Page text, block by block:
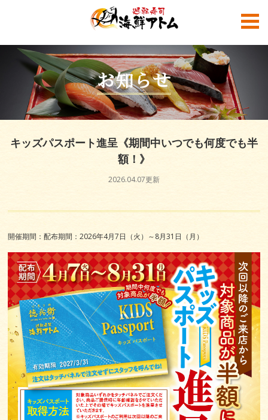
お知らせ
キッズパスポート進呈《期間中いつでも何度でも半
額！》
2026.04.07更新
開催期間：配布期間：2026年4月7日（火）～8月31日（月）